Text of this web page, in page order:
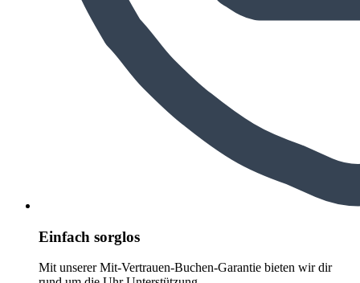
Einfach sorglos
Mit unserer Mit-Vertrauen-Buchen-Garantie bieten wir dir